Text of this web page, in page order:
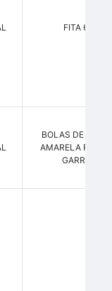
FITA 6M
BOLAS DE
AMARELA
GARROS